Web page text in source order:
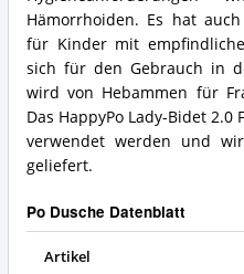
Hämorrhoiden. Es hat
für Kinder mit
sich für den Gebrauch in
wird von Hebammen für
Das HappyPo Lady-Bidet 2.0
verwendet werden und
geliefert.
Po Dusche Datenblatt
Artikel